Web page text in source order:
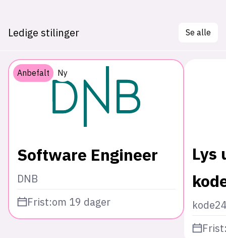
Ledige stilinger Se alle
Anbefalt Ny
Software Engineer
DNB
Frist:om 19 dager
Lys